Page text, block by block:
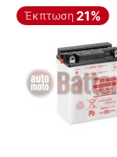
Έκπτωση 21%